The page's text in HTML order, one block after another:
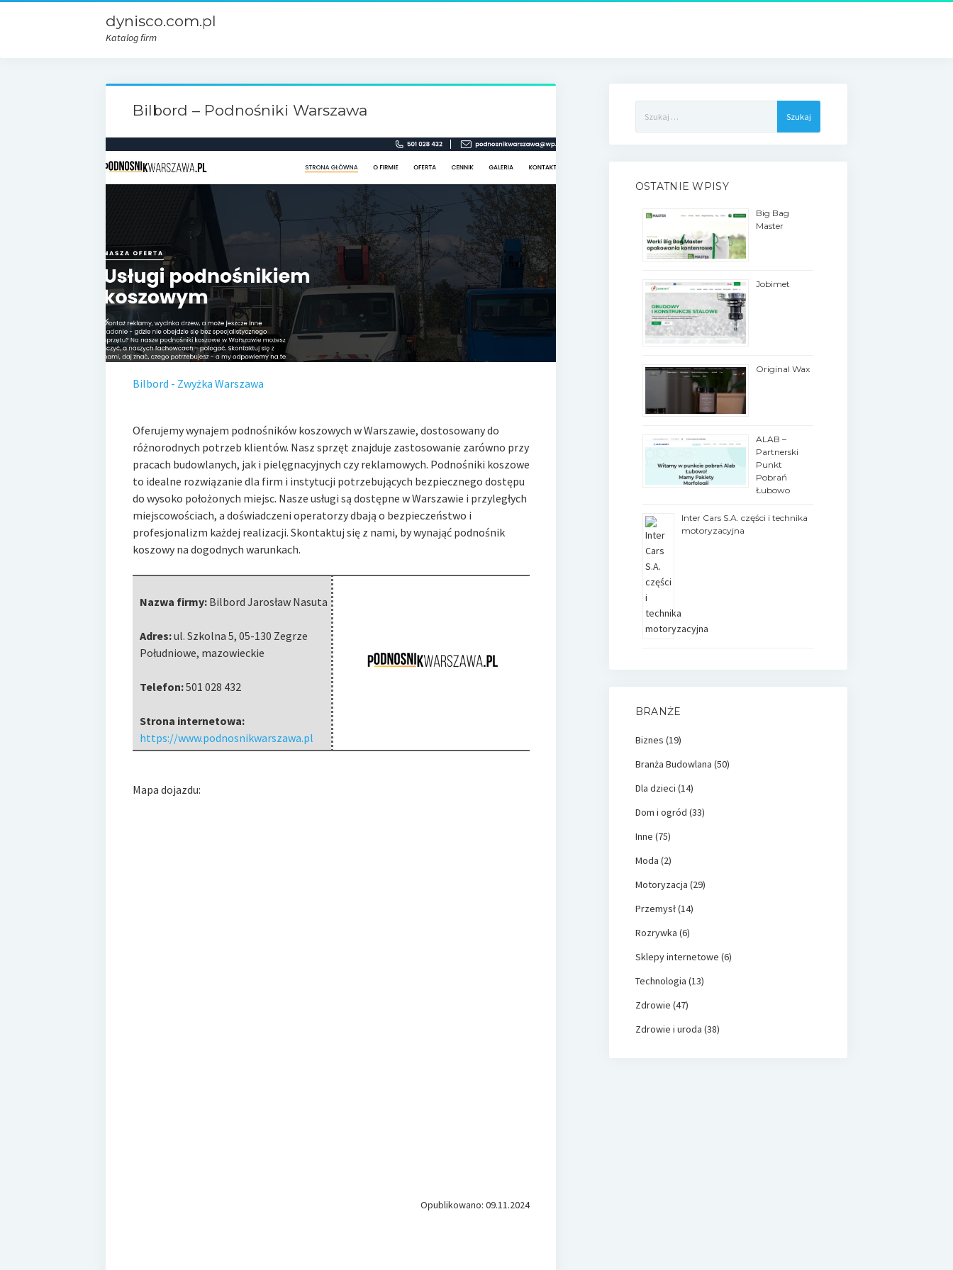
dynisco.com.pl
Katalog firm
Bilbord – Podnośniki Warszawa
Bilbord - Zwyżka Warszawa
Oferujemy wynajem podnośników koszowych w Warszawie, dostosowany do
różnorodnych potrzeb klientów. Nasz sprzęt znajduje zastosowanie zarówno przy
pracach budowlanych, jaki pielęgnacyjnych czy reklamowych. Podnośniki koszowe
to idealne rozwiązanie dla firm i instytucji potrzebujących bezpiecznego dostępu
do wysoko położonych miejsc. Nasze usługi są dostępne w Warszawie i przyległych
miejscowościach, a doświadczeni operatorzy dbają o bezpieczeństwo i
profesjonalizm każdej realizacji. Skontaktuj się z nami, by wynająć podnośnik
koszowy na dogodnych warunkach.
Nazwa firmy: Bilbord Jarosław Nasuta
Adres:ul. Szkolna 5, 05-130 Zegrze
Południowe, mazowieckie
Telefon:501 028 432
Strona internetowa:
https://www.podnosnikwarszawa.pl
Mapa dojazdu:
Opublikowano: 09.11.2024
OSTATNIE WPISY
Big Bag
Master
Jobimet
Original Wax
ALAB –
Partnerski
Punkt
Pobrań
Łubowo
Inter Cars S.A. części i technika
motoryzacyjna
BRANŻE
Biznes (19)
Branża Budowlana (50)
Dla dzieci (14)
Dom i ogród (33)
Inne (75)
Moda (2)
Motoryzacja (29)
Przemysł(14)
Rozrywka (6)
Sklepy internetowe (6)
Technologia (13)
Zdrowie (47)
Zdrowie i uroda (38)